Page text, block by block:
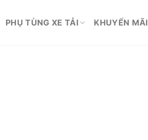
PHỤ TÙNG XE TẢI KHUYẾN MÃI